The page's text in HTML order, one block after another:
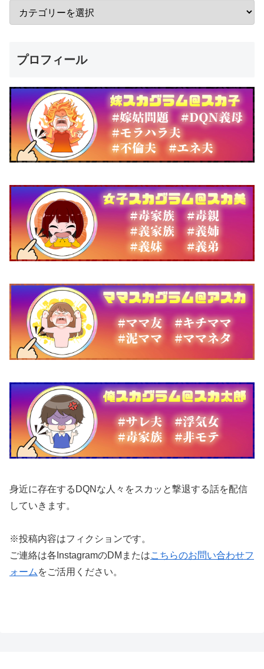
プロフィール
身近に存在するDQNな人々をスカッと撃退する話を配信
していきます。
※投稿内容はフィクションです。
ご連絡は各InstagramのDMまたはこちらのお問い合わせフ
ォーム をご活用ください。